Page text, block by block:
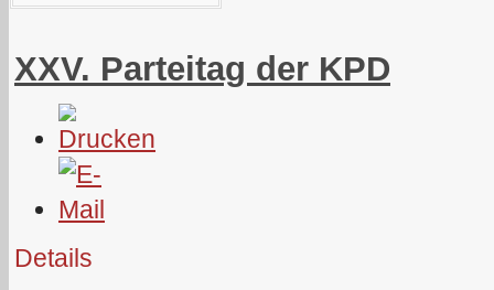
XXV. Parteitag der KPD
Details